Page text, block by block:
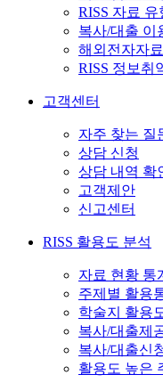
RISS 자료
복사/대출 이
해외전자자
RISS 정보취
고객센터
자주 찾는 질
상담 신청
상담 내역 확
고객제안
신고센터
RISS 활용도 분석
자료 현황 통
주제별 활용
학술지 활용
복사/대출제
복사/대출신
활용도 높은